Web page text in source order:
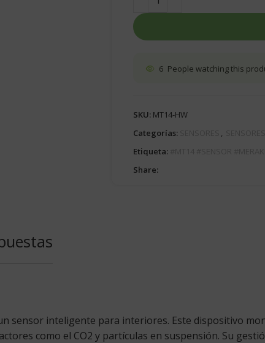
6 People watching this
SKU: MT14-HW
Categorías:
Etiqueta:
Share:
sensor inteligente para interiores. Este dispositivo
como el CO2 y partículas en suspensión. Su